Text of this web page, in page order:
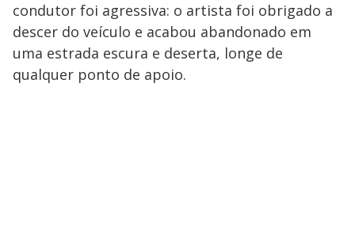
condutor foi agressiva: o artista foi obrigado a
descer do veículo e acabou abandonado em
uma estrada escura e deserta, longe de
qualquer ponto de apoio.